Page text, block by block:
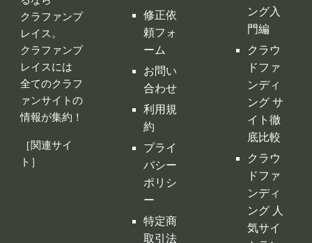
レイスには
全てのクラフ
ァンサイトの
情報が集約！
［関連サイ
ト］
お問い
合わせ
利用規
約
プライ
バシー
ポリシ
ー
特定商
取引法
く表示
運営会
ドファ
ンディ
クラウ
ドファ
ンディ
キング
クラウ